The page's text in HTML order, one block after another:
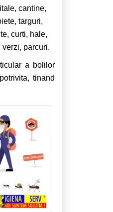
cantine,
targuri,
curti, hale,
parcuri.
a bolilor
tinand